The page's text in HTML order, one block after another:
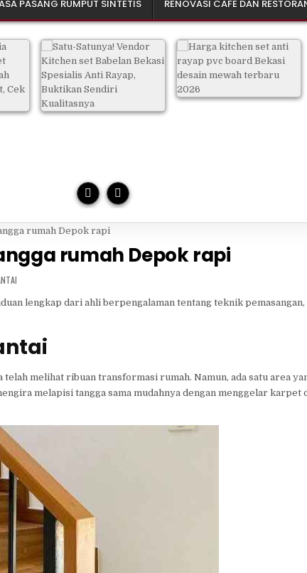
PASANG RUMPUT SINTETIS RENOVASI CAFE DAN
rumah Depok rapi
lengkap dari ahli berpengalaman tentang teknik pemasangan,
melihat ribuan transformasi rumah. Namun, ada satu area
melapisi tangga sama mudahnya dengan menggelar karpet